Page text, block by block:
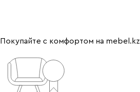
Покупайте с комфортом на mebel.kz